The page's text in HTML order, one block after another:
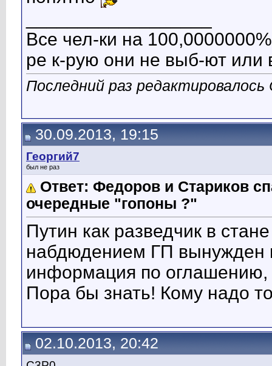
Все чел-ки на
ре к-рую они не выб-ют или
Последний раз
30.09.2013, 19:15
Георгий7
был не раз
Ответ: Федоров и Стариков
очередные "гопоны ?"
Путин как разведчик в
набдюдением ГП вынужден
информация по
Пора бы знать! Кому надо
02.10.2013, 20:42